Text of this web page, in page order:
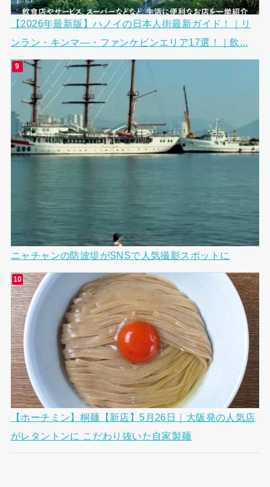
【2026年最新版】ハノイの日本人街最新ガイド！｜リ
ンラン・キンマ―・ファンケビンエリア17選！｜飲...
ニャチャンの防波堤がSNSで人気撮影スポットに
【ホーチミン】桐麺【新店】5月26日｜大阪発の人気店
がレタントンに こだわり抜いた自家製麺